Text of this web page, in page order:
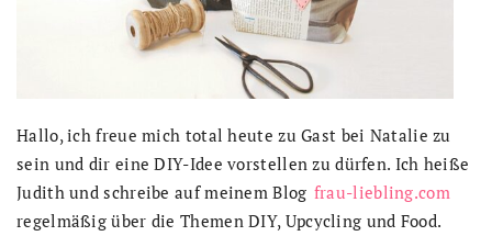
Hallo, ich freue mich total heute zu Gast bei Natalie zu
sein und dir eine DIY-Idee vorstellen zu dürfen. Ich heiße
Judith und schreibe auf meinem Blog frau-liebling.com
regelmäßig über die Themen DIY, Upcycling und Food.